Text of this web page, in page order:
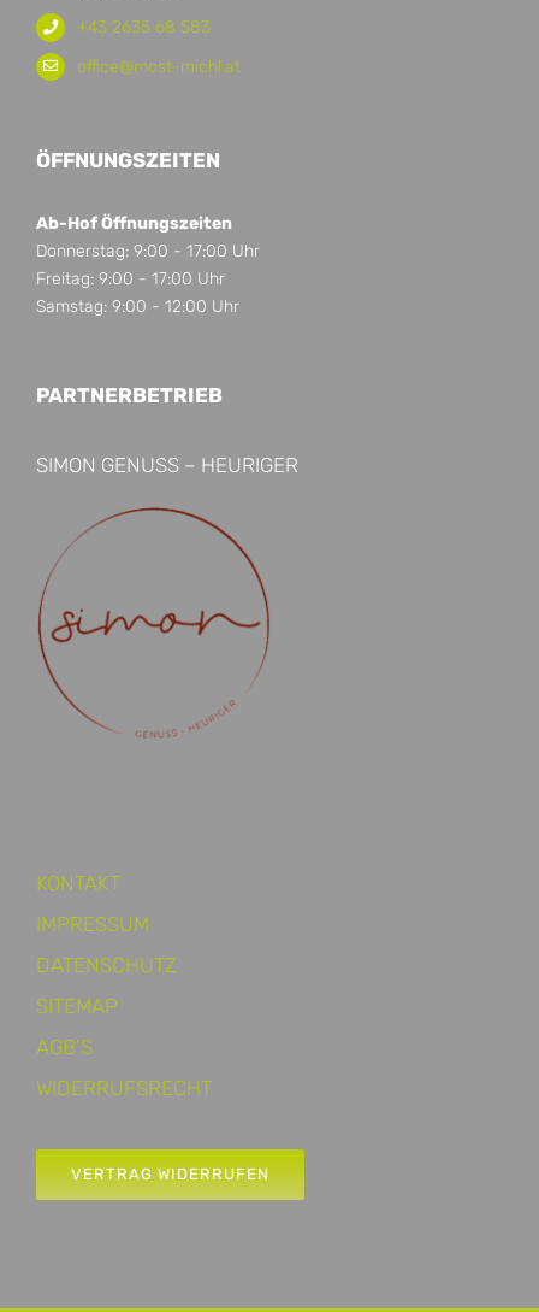
+43 2635 68 583
office@most-michl.at
ÖFFNUNGSZEITEN
Ab-Hof Öffnungszeiten
Donnerstag: 9:00 - 17:00 Uhr
Freitag: 9:00 - 17:00 Uhr
Samstag: 9:00 - 12:00 Uhr
PARTNERBETRIEB
SIMON GENUSS – HEURIGER
KONTAKT
IMPRESSUM
DATENSCHUTZ
SITEMAP
AGB’S
WIDERRUFSRECHT
VERTRAG WIDERRUFEN